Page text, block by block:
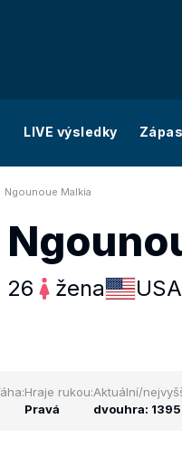
LIVE výsledky
Ngounoue Malkia
26 žena USA
Hraje rukou:
Pravá
Aktuální/
dvouhra: